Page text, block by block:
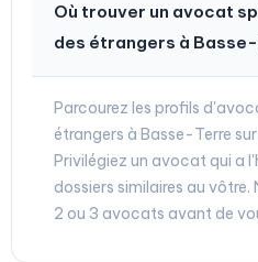
Où trouver un avocat
des étrangers à
Parcourez les profils
étrangers à Basse-Terre
Privilégiez un avocat qui a
dossiers similaires au
2 ou 3 avocats avant de